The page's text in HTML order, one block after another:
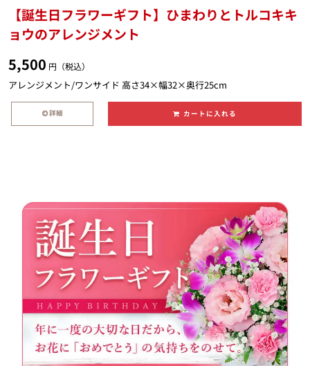
【誕生日フラワーギフト】ひまわりとトルコキキ
ョウのアレンジメント
5,500 円（税込）
アレンジメント/ワンサイド 高さ34×幅32×奥行25cm
詳細 カートに入れる